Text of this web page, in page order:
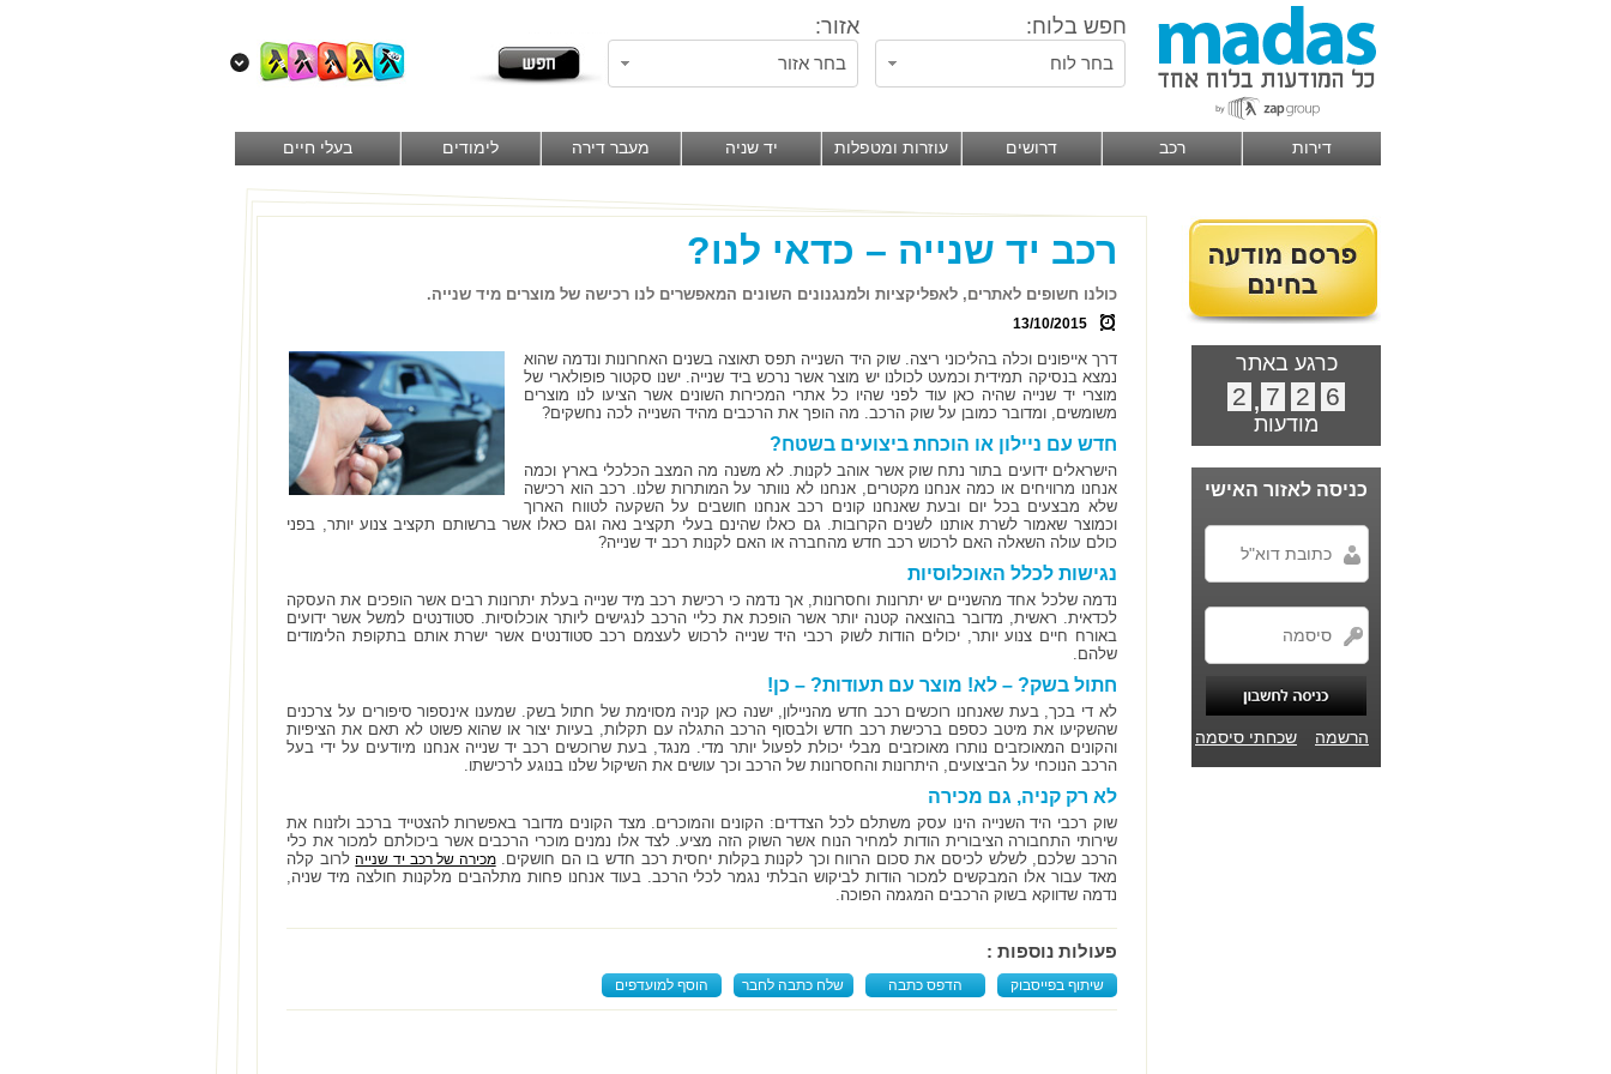
חפש בלוח: אזור:
בחר לוח בחר אזור
דירות רכב דרושים עוזרות ומטפלות יד שניה מעבר דירה לימודים בעלי חיים
כרגע באתר
6
2
7
,
2
מודעות
כניסה לאזור האישי
הרשמה שכחתי סיסמה
רכב יד שנייה – כדאי לנו?
כולנו חשופים לאתרים, לאפליקציות ולמנגנונים השונים המאפשרים לנו רכישה של מוצרים מיד שנייה.
13/10/2015
דרך אייפונים וכלה בהליכוני ריצה. שוק היד השנייה תפס תאוצה בשנים האחרונות ונדמה שהוא
נמצא בנסיקה תמידית וכמעט לכולנו יש מוצר אשר נרכש ביד שנייה. ישנו סקטור פופולארי של
מוצרי יד שנייה שהיה כאן עוד לפני שהיו כל אתרי המכירות השונים אשר הציעו לנו מוצרים
משומשים, ומדובר כמובן על שוק הרכב. מה הופך את הרכבים מהיד השנייה לכה נחשקים?
חדש עם ניילון או הוכחת ביצועים בשטח?
הישראלים ידועים בתור נתח שוק אשר אוהב לקנות. לא משנה מה המצב הכלכלי בארץ וכמה
אנחנו מרוויחים או כמה אנחנו מקטרים, אנחנו לא נוותר על המותרות שלנו. רכב הוא רכישה
שלא מבצעים בכל יום ובעת שאנחנו קונים רכב אנחנו חושבים על השקעה לטווח הארוך
וכמוצר שאמור לשרת אותנו לשנים הקרובות. גם כאלו שהינם בעלי תקציב נאה וגם כאלו אשר ברשותם תקציב צנוע יותר, בפני
כולם עולה השאלה האם לרכוש רכב חדש מהחברה או האם לקנות רכב יד שנייה?
נגישות לכלל האוכלוסיות
נדמה שלכל אחד מהשניים יש יתרונות וחסרונות, אך נדמה כי רכישת רכב מיד שנייה בעלת יתרונות רבים אשר הופכים את העסקה
לכדאית. ראשית, מדובר בהוצאה קטנה יותר אשר הופכת את כליי הרכב לנגישים ליותר אוכלוסיות. סטודנטים למשל אשר ידועים
באורח חיים צנוע יותר, יכולים הודות לשוק רכבי היד שנייה לרכוש לעצמם רכב סטודנטים אשר ישרת אותם בתקופת הלימודים
שלהם.
חתול בשק? – לא! מוצר עם תעודות? – כן!
לא די בכך, בעת שאנחנו רוכשים רכב חדש מהניילון, ישנה כאן קניה מסוימת של חתול בשק. שמענו אינספור סיפורים על צרכנים
שהשקיעו את מיטב כספם ברכישת רכב חדש ולבסוף הרכב התגלה עם תקלות, בעיות יצור או שהוא פשוט לא תאם את הציפיות
והקונים המאוכזבים נותרו מאוכזבים מבלי יכולת לפעול יותר מדי. מנגד, בעת שרוכשים רכב יד שנייה אנחנו מיודעים על ידי בעל
הרכב הנוכחי על הביצועים, היתרונות והחסרונות של הרכב וכך עושים את השיקול שלנו בנוגע לרכישתו.
לא רק קניה, גם מכירה
שוק רכבי היד השנייה הינו עסק משתלם לכל הצדדים: הקונים והמוכרים. מצד הקונים מדובר באפשרות להצטייד ברכב ולזנוח את
שירותי התחבורה הציבורית הודות למחיר הנוח אשר השוק הזה מציע. לצד אלו נמנים מוכרי הרכבים אשר ביכולתם למכור את כלי
הרכב שלכם, לשלש לכיסם את סכום הרווח וכך לקנות בקלות יחסית רכב חדש בו הם חושקים.מכירה של רכב יד שנייהלרוב קלה
מאד עבור אלו המבקשים למכור הודות לביקוש הבלתי נגמר לכלי הרכב. בעוד אנחנו פחות מתלהבים מלקנות חולצה מיד שניה,
נדמה שדווקא בשוק הרכבים המגמה הפוכה.
פעולות נוספות :
שיתוף בפייסבוק הדפס כתבה שלח כתבה לחבר הוסף למועדפים